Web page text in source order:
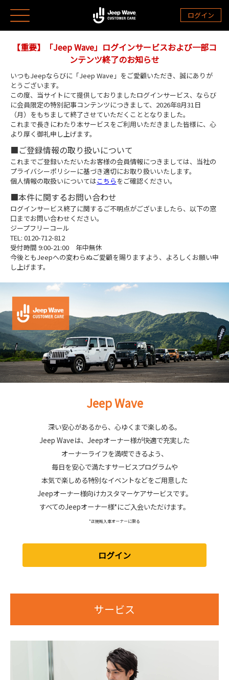
ログイン
【重要】「Jeep Wave」ログインサービスおよび一部コ
ンテンツ終了のお知らせ
いつもJeepならびに「Jeep Wave」をご愛顧いただき、誠にありが
とうございます。
この度、当サイトにて提供しておりましたログインサービス、ならび
に会員限定の特別記事コンテンツにつきまして、 2026年8月31日
（月）をもちまして終了させていただくこととなりました。
これまで長きにわたり本サービスをご利用いただきました皆様に、心
より厚く御礼申し上げます。
■ご登録情報の取り扱いについて
これまでご登録いただいたお客様の会員情報につきましては、当社の
プライバシーポリシーに基づき適切にお取り扱いいたします。
個人情報の取扱いについてはこちら をご確認ください。
■本件に関するお問い合わせ
ログインサービス終了に関するご不明点がございましたら、以下の窓
口までお問い合わせください。
ジープフリーコール
TEL: 0120-712-812
受付時間 9:00-21:00 年中無休
今後ともJeepへの変わらぬご愛顧を賜りますよう、よろしくお願い申
し上げます。
Jeep Wave
深い安心があるから、心ゆくまで楽しめる。
Jeep Waveは、Jeepオーナー様が快適で充実した
オーナーライフを満喫できるよう、
毎日を安心で満たすサービスプログラムや
本気で楽しめる特別なイベントなどをご用意した
Jeepオーナー様向けカスタマーケアサービスです。
すべてのJeepオーナー様*にご入会いただけます。
*正規輸入車オーナーに限る
ログイン
サービス